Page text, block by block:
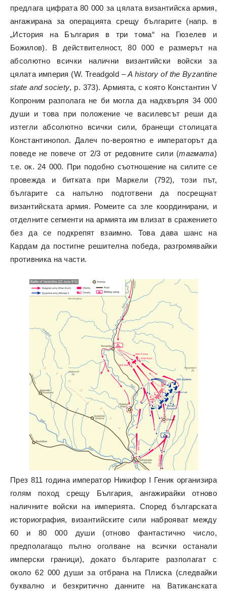
предлага цифрата 80 000 за цялата византийска армия,
ангажирана за операцията срещу българите (напр. в
„История на България в три тома“ на Гюзелев и
Божилов). В действителност, 80 000 е размерът на
абсолютно всички налични византийски войски за
цялата империя (W. Treadgold –A history of the Byzantine
state and society, p. 373). Армията, с която Константин V
Копроним разполага не би могла да надхвърля 34 000
души и това при положение че василевсът реши да
изтегли абсолютно всички сили, бранещи столицата
Константинопол. Далеч по-вероятно е императорът да
поведе не повече от 2/3 от редовните сили (тагмата)
т.е. ок. 24 000. При подобно съотношение на силите се
провежда и битката при Маркели (792), този път,
българите са напълно подготвени да посрещнат
византийската армия. Ромеите са зле координирани, и
отделните сегменти на армията им влизат в сражението
без да се подкрепят взаимно. Това дава шанс на
Кардам да постигне решителна победа, разгромявайки
противника на части.
През 811 година император Никифор I Геник организира
голям поход срещу България, ангажирайки отново
наличните войски на империята. Според българската
историография, византийските сили наброяват между
60 и 80 000 души (отново фантастично число,
предполагащо пълно оголване на всички останали
имперски граници), докато българите разполагат с
около 62 000 души за отбрана на Плиска (следвайки
буквално и безкритично данните на Ватиканската